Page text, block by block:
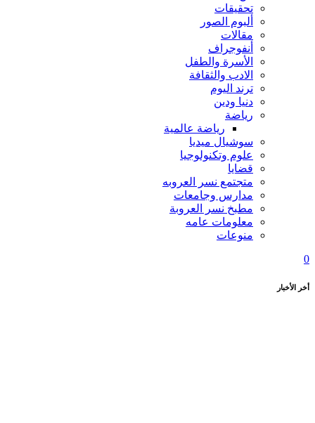
تحقيقات
ألبوم الصور
مقالات
أنفوجراف
الأسرة والطفل
الادب والثقافة
ترند اليوم
دنيا ودين
رياضة
رياضة عالمية
سوشيال ميديا
علوم وتكنولوجيا
قضايا
متجتمع نسر العروبه
مدارس وجامعات
مطبخ نسر العروبة
معلومات عامه
منوعات
0
أخر الأخبار